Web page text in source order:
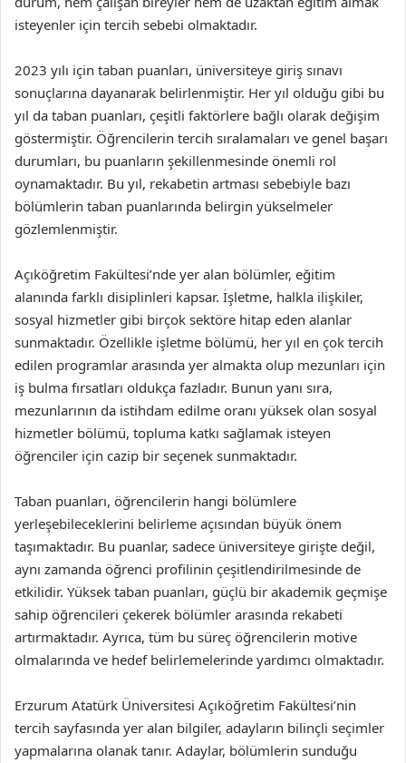
isteyenler için tercih sebebi olmaktadır.
2023 yılı için taban puanları, üniversiteye giriş sınavı
sonuçlarına dayanarak belirlenmiştir. Her yıl olduğu gibi bu
yıl da taban puanları, çeşitli faktörlere bağlı olarak değişim
göstermiştir. Öğrencilerin tercih sıralamaları ve genel başarı
durumları, bu puanların şekillenmesinde önemli rol
oynamaktadır. Bu yıl, rekabetin artması sebebiyle bazı
bölümlerin taban puanlarında belirgin yükselmeler
gözlemlenmiştir.
Açıköğretim Fakültesi’nde yer alan bölümler, eğitim
alanında farklı disiplinleri kapsar. İşletme, halkla ilişkiler,
sosyal hizmetler gibi birçok sektöre hitap eden alanlar
sunmaktadır. Özellikle işletme bölümü, her yıl en çok tercih
edilen programlar arasında yer almakta olup mezunları için
iş bulma fırsatları oldukça fazladır. Bunun yanı sıra,
mezunlarının da istihdam edilme oranı yüksek olan sosyal
hizmetler bölümü, topluma katkı sağlamak isteyen
öğrenciler için cazip bir seçenek sunmaktadır.
Taban puanları, öğrencilerin hangi bölümlere
yerleşebileceklerini belirleme açısından büyük önem
taşımaktadır. Bu puanlar, sadece üniversiteye girişte değil,
aynı zamanda öğrenci profilinin çeşitlendirilmesinde de
etkilidir. Yüksek taban puanları, güçlü bir akademik geçmişe
sahip öğrencileri çekerek bölümler arasında rekabeti
artırmaktadır. Ayrıca, tüm bu süreç öğrencilerin motive
olmalarında ve hedef belirlemelerinde yardımcı olmaktadır.
Erzurum Atatürk Üniversitesi Açıköğretim Fakültesi’nin
tercih sayfasında yer alan bilgiler, adayların bilinçli seçimler
yapmalarına olanak tanır. Adaylar, bölümlerin sunduğu